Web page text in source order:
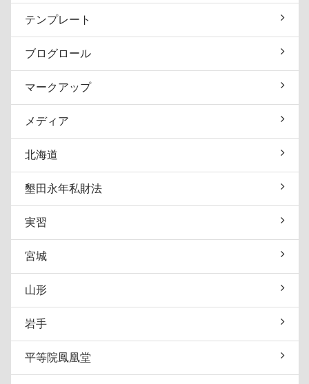
テンプレート
ブログロール
マークアップ
メディア
北海道
墾田永年私財法
実習
宮城
山形
岩手
平等院鳳凰堂